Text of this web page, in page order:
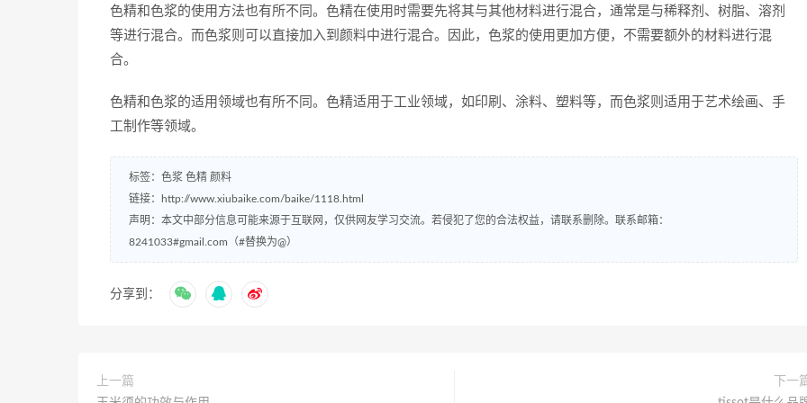
色精和色浆的使用方法也有所不同。色精在使用时需要先将其与其他材料进行混合，通常是与稀释剂、树脂、溶剂
等进行混合。而色浆则可以直接加入到颜料中进行混合。因此，色浆的使用更加方便，不需要额外的材料进行混
合。
色精和色浆的适用领域也有所不同。色精适用于工业领域，如印刷、涂料、塑料等，而色浆则适用于艺术绘画、手
工制作等领域。
标签： 色浆 色精 颜料
链接：
http://www.xiubaike.com/baike/1118.html
声明：本文中部分信息可能来源于互联网，仅供网友学习交流。若侵犯了您的合法权益，请联系删除。联系邮箱：
8241033#gmail.com（#替换为@）
分享到：
上一篇
下一